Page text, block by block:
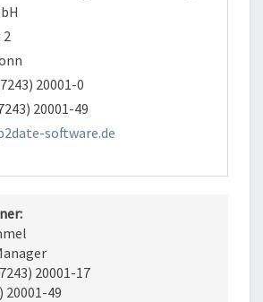
2
20001-0
20001-49
software.de
20001-17
20001-49